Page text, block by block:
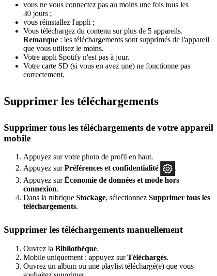
vous ne vous connectez pas au moins une fois tous les
30 jours ;
vous réinstallez l'appli ;
Vous téléchargez du contenu sur plus de 5 appareils.
Remarque : les téléchargements sont supprimés de l'appareil
que vous utilisez le moins.
Votre appli Spotify n'est pas à jour.
Votre carte SD (si vous en avez une) ne fonctionne pas
correctement.
Supprimer les téléchargements
Supprimer tous les téléchargements de votre appareil
mobile
Appuyez sur votre photo de profil en haut.
Appuyez surPréférences et confidentialité
.
Appuyez surÉconomie de données et mode hors
connexion.
Dans la rubrique Stockage, sélectionnez Supprimer tous les
téléchargements.
Supprimer les téléchargements manuellement
Ouvrez la Bibliothèque.
Mobile uniquement : appuyez surTéléchargés.
Ouvrez un album ou une playlist téléchargé(e) que vous